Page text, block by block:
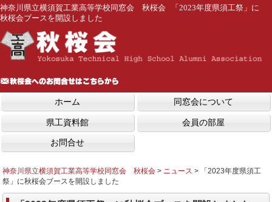
神奈川県立横須賀工業高等学校同窓会 秋桜会 「2023年度県須工祭」に
秋桜会ブースを開設しました
ホーム 同窓会について
県工資料館 会員の部屋
お問合せ
神奈川県立横須賀工業高等学校同窓会 秋桜会 > ニュース >
「2023年度県須工
祭」に秋桜会ブースを開設しました